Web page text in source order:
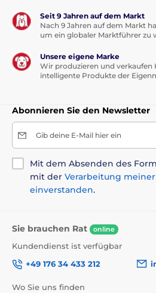
Seit 9 Jahren auf dem Markt
Nach 9 Jahren auf dem Markt
um ein globaler Marktführer zu
Unsere eigene Marke
Wir produzieren und verkaufen
intelligente Produkte der
Abonnieren Sie den Newsletter
Gib deine E-Mail hier ein
Mit dem Absenden des
mit der Verarbeitung
einverstanden.
Sie brauchen Rat online
Kundendienst ist verfügbar
+49 176 34 433 212
Wo Sie uns finden